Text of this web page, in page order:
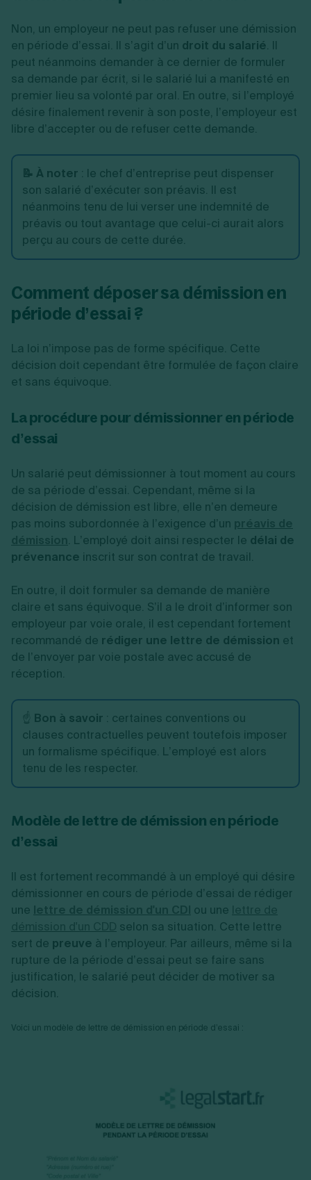
Non, un employeur ne peut pas refuser une démission
en période d’essai. Il s’agit d’un droit du salarié. Il
peut néanmoins demander à ce dernier de formuler
sa demande par écrit, si le salarié lui a manifesté en
premier lieu sa volonté par oral. En outre, si l’employé
désire finalement revenir à son poste, l’employeur est
libre d’accepter ou de refuser cette demande.
📝 À noter : le chef d’entreprise peut dispenser
son salarié d’exécuter son préavis. Il est
néanmoins tenu de lui verser une indemnité de
préavis ou tout avantage que celui-ci aurait alors
perçu au cours de cette durée.
Comment déposer sa démission en
période d’essai ?
La loi n’impose pas de forme spécifique. Cette
décision doit cependant être formulée de façon claire
et sans équivoque.
La procédure pour démissionner en période
d’essai
Un salarié peut démissionner à tout moment au cours
de sa période d’essai. Cependant, même si la
décision de démission est libre, elle n’en demeure
pas moins subordonnée à l’exigence d’un
. L’employé doit ainsi respecter le délai de
prévenance inscrit sur son contrat de travail.
En outre, il doit formuler sa demande de manière
claire et sans équivoque. S’il a le droit d’informer son
employeur par voie orale, il est cependant fortement
recommandé de rédiger une lettre de démission et
de l’envoyer par voie postale avec accusé de
réception.
☝️ Bon à savoir : certaines conventions ou
clauses contractuelles peuvent toutefois imposer
un formalisme spécifique. L’employé est alors
tenu de les respecter.
Modèle de lettre de démission en période
d’essai
Il est fortement recommandé à un employé qui désire
démissionner en cours de période d’essai de rédiger
une
ou une
selon sa situation. Cette lettre
sert de preuve à l’employeur. Par ailleurs, même si la
rupture de la période d’essai peut se faire sans
justification, le salarié peut décider de motiver sa
décision.
Voici un modèle de lettre de démission en période d’essai :